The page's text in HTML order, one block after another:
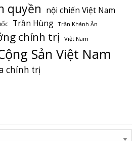
quyền nội chiến Việt Nam
Trần Hùng Trần Khánh Ân
chính trị Việt Nam
Sản Việt Nam
chính trị